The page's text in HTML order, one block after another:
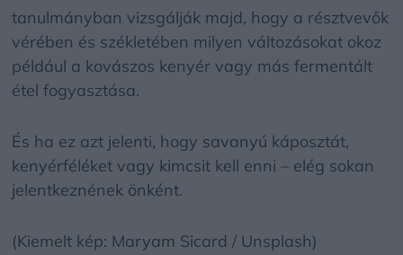
tanulmányban vizsgálják majd, hogy a résztvevők
vérében és székletében milyen változásokat okoz
például a kovászos kenyér vagy más fermentált
étel fogyasztása.
És ha ez azt jelenti, hogy savanyú káposztát,
kenyérféléket vagy kimcsit kell enni – elég sokan
jelentkeznének önként.
(Kiemelt kép: Maryam Sicard / Unsplash)